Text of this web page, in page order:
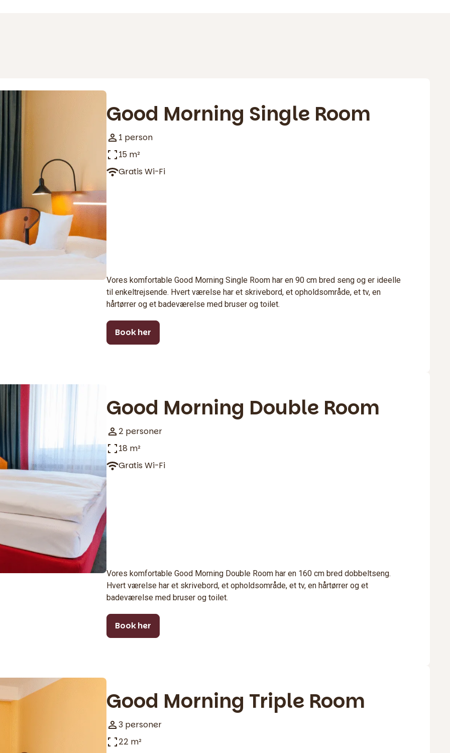
Good Morning Single Room
1 person
15 m²
Gratis Wi-Fi
Vores komfortable Good Morning Single Room har en 90 cm bred seng og er ideelle
til enkeltrejsende. Hvert værelse har et skrivebord, et opholdsområde, et tv, en
hårtørrer og et badeværelse med bruser og toilet.
Book her
Good Morning Double Room
2 personer
18 m²
Gratis Wi-Fi
Vores komfortable Good Morning Double Room har en 160 cm bred dobbeltseng.
Hvert værelse har et skrivebord, et opholdsområde, et tv, en hårtørrer og et
badeværelse med bruser og toilet.
Book her
Good Morning Triple Room
3 personer
22 m²